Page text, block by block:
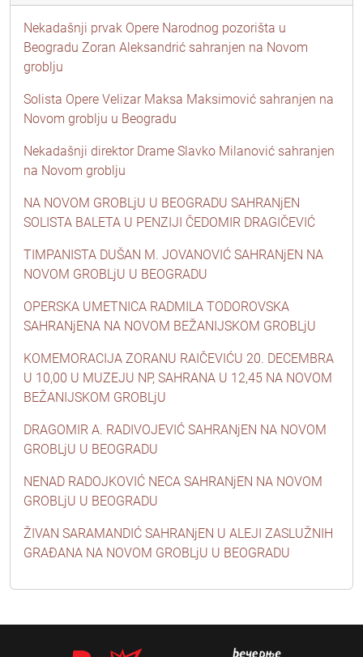
Nekadašnji prvak Opere Narodnog pozorišta u
Beogradu Zoran Aleksandrić sahranjen na Novom
groblju
Solista Opere Velizar Maksa Maksimović sahranjen na
Novom groblju u Beogradu
Nekadašnji direktor Drame Slavko Milanović sahranjen
na Novom groblju
NA NOVOM GROBLjU U BEOGRADU SAHRANjEN
SOLISTA BALETA U PENZIJI ČEDOMIR DRAGIČEVIĆ
TIMPANISTA DUŠAN M. JOVANOVIĆ SAHRANjEN NA
NOVOM GROBLjU U BEOGRADU
OPERSKA UMETNICA RADMILA TODOROVSKA
SAHRANjENA NA NOVOM BEŽANIJSKOM GROBLjU
KOMEMORACIJA ZORANU RAIČEVIĆU 20. DECEMBRA
U 10,00 U MUZEJU NP, SAHRANA U 12,45 NA NOVOM
BEŽANIJSKOM GROBLjU
DRAGOMIR A. RADIVOJEVIĆ SAHRANjEN NA NOVOM
GROBLjU U BEOGRADU
NENAD RADOJKOVIĆ NECA SAHRANjEN NA NOVOM
GROBLjU U BEOGRADU
ŽIVAN SARAMANDIĆ SAHRANjEN U ALEJI ZASLUŽNIH
GRAĐANA NA NOVOM GROBLjU U BEOGRADU